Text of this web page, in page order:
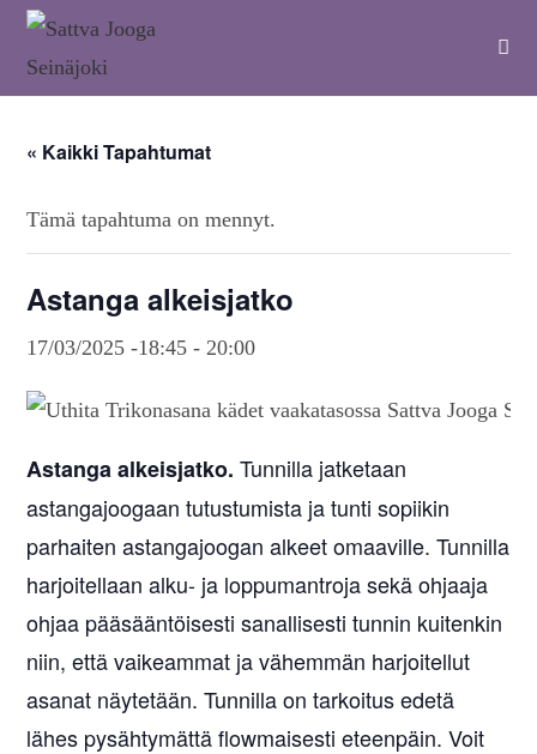
« Kaikki Tapahtumat
Tämä tapahtuma on mennyt.
Astanga alkeisjatko
17/03/2025 -18:45 -20:00
Astanga alkeisjatko.Tunnilla jatketaan
astangajoogaan tutustumista ja tunti sopiikin
parhaiten astangajoogan alkeet omaaville. Tunnilla
harjoitellaan alku- ja loppumantroja sekä ohjaaja
ohjaa pääsääntöisesti sanallisesti tunnin kuitenkin
niin, että vaikeammat ja vähemmän harjoitellut
asanat näytetään. Tunnilla on tarkoitus edetä
lähes pysähtymättä flowmaisesti eteenpäin. Voit